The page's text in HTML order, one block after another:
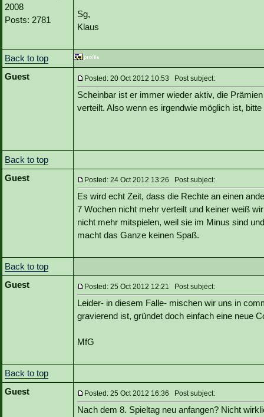
2008
Posts: 2781
Sg,
Klaus
Back to top
Guest
Posted: 20 Oct 2012 10:53 Post subject:
Scheinbar ist er immer wieder aktiv, die
verteilt. Also wenn es irgendwie möglich ist,
Back to top
Guest
Posted: 24 Oct 2012 13:26 Post subject:
Es wird echt Zeit, dass die Rechte an einen
7 Wochen nicht mehr verteilt und keiner weiß
nicht mehr mitspielen, weil sie im Minus sind
macht das Ganze keinen Spaß.
Back to top
Guest
Posted: 25 Oct 2012 12:21 Post subject:
Leider- in diesem Falle- mischen wir uns in
gravierend ist, gründet doch einfach eine neue
MfG
Back to top
Guest
Posted: 25 Oct 2012 16:36 Post subject:
Nach dem 8. Spieltag neu anfangen? Nicht